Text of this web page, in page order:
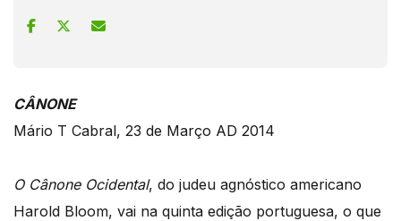
CÂNONE
Mário T Cabral, 23 de Março AD 2014
O Cânone Ocidental, do judeu agnóstico americano
Harold Bloom, vai na quinta edição portuguesa, o que